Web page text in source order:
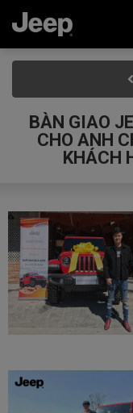
BÀN GIAO
CHO ANH
KHÁCH